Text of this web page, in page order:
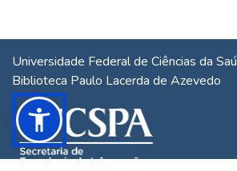
Universidade Federal de Ciências da
Biblioteca Paulo Lacerda de Azevedo